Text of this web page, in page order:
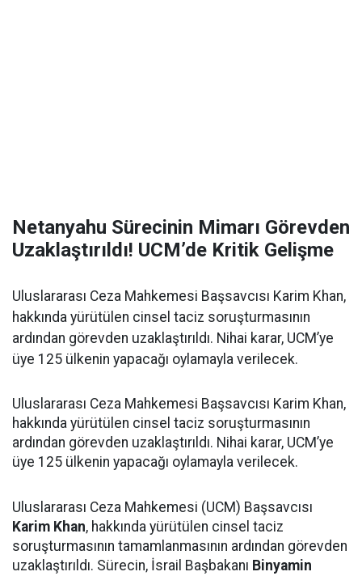
Netanyahu Sürecinin Mimarı Görevden
Uzaklaştırıldı! UCM’de Kritik Gelişme
Uluslararası Ceza Mahkemesi Başsavcısı Karim Khan,
hakkında yürütülen cinsel taciz soruşturmasının
ardından görevden uzaklaştırıldı. Nihai karar, UCM’ye
üye 125 ülkenin yapacağı oylamayla verilecek.
Uluslararası Ceza Mahkemesi Başsavcısı Karim Khan,
hakkında yürütülen cinsel taciz soruşturmasının
ardından görevden uzaklaştırıldı. Nihai karar, UCM’ye
üye 125 ülkenin yapacağı oylamayla verilecek.
Uluslararası Ceza Mahkemesi (UCM) Başsavcısı
Karim Khan, hakkında yürütülen cinsel taciz
soruşturmasının tamamlanmasının ardından görevden
uzaklaştırıldı. Sürecin, İsrail Başbakanı Binyamin